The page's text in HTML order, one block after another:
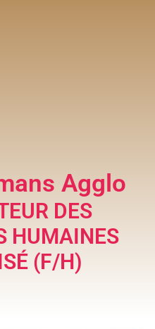
Agglo
DES
HUMAINES
(F/H)